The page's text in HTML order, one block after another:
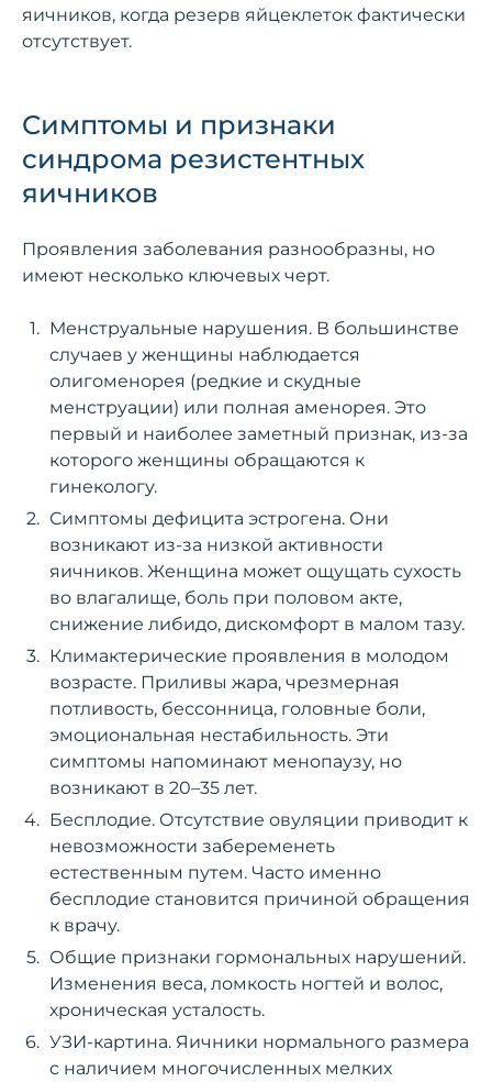
яичников, когда резерв яйцеклеток фактически
отсутствует.
Симптомы и признаки
синдрома резистентных
яичников
Проявления заболевания разнообразны, но
имеют несколько ключевых черт.
Менструальные нарушения. В большинстве
случаев у женщины наблюдается
олигоменорея (редкие и скудные
менструации) или полная аменорея. Это
первый и наиболее заметный признак, из-за
которого женщины обращаются к
гинекологу.
Симптомы дефицита эстрогена. Они
возникают из-за низкой активности
яичников. Женщина может ощущать сухость
во влагалище, боль при половом акте,
снижение либидо, дискомфорт в малом тазу.
Климактерические проявления в молодом
возрасте. Приливы жара, чрезмерная
потливость, бессонница, головные боли,
эмоциональная нестабильность. Эти
симптомы напоминают менопаузу, но
возникают в 20–35 лет.
Бесплодие. Отсутствие овуляции приводит к
невозможности забеременеть
естественным путем. Часто именно
бесплодие становится причиной обращения
к врачу.
Общие признаки гормональных нарушений.
Изменения веса, ломкость ногтей и волос,
хроническая усталость.
УЗИ-картина. Яичники нормального размера
с наличием многочисленных мелких